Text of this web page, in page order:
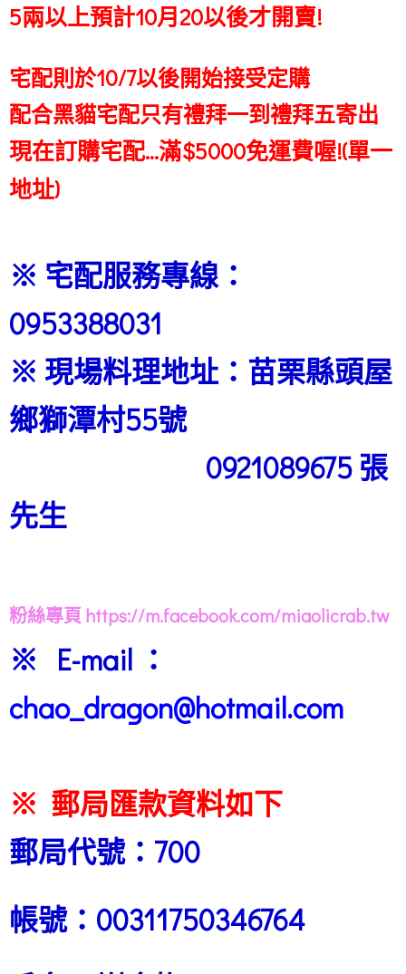
5兩以上預計10月20以後才開賣!
宅配則於10/7以後開始接受定購
配合黑貓宅配只有禮拜一到禮拜五寄出
現在訂購宅配...滿$5000免運費喔!(單一
地址)
※ 宅配服務專線：
0953388031
※ 現場料理地址：苗栗縣頭屋
鄉獅潭村55號
0921089675 張
先生
粉絲專頁 https://m.facebook.com/miaolicrab.tw
※ E-mail ：
chao_dragon@hotmail.com
※ 郵局匯款資料如下
郵局代號：700
帳號：00311750346764